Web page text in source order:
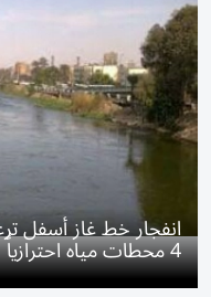
انفجار خط غاز أسفل
4 محطات مياه احترازياً